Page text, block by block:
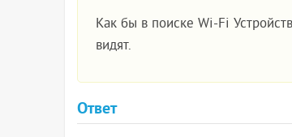
Как бы в поиске Wi-Fi
видят.
Ответ